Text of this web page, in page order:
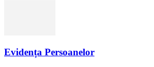
Evidența Persoanelor